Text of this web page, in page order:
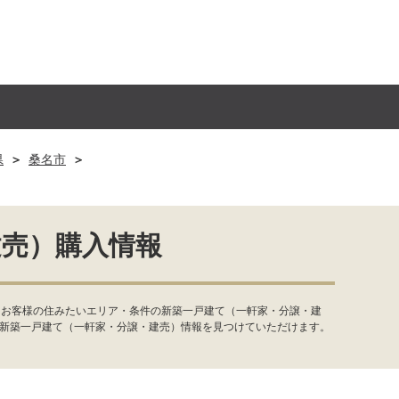
桑名市
）購入情報
客様の住みたいエリア・条件の新築一戸建て（一軒家・分譲・建
一戸建て（一軒家・分譲・建売）情報を見つけていただけます。